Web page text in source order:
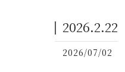
2026.2.22
2026/07/02